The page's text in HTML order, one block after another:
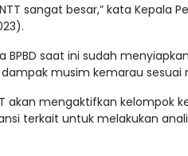
sangat besar,” kata Kepala
saat ini sudah
musim kemarau sesuai
akan mengaktifkan
terkait untuk melakukan